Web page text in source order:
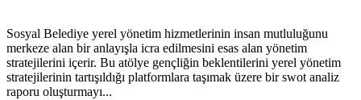
Sosyal Belediye yerel yönetim hizmetlerinin insan mutluluğunu
merkeze alan bir anlayışla icra edilmesini esas alan yönetim
stratejilerini içerir. Bu atölye gençliğin beklentilerini yerel yönetim
stratejilerinin tartışıldığı platformlara taşımak üzere bir swot analiz
raporu oluşturmayı...